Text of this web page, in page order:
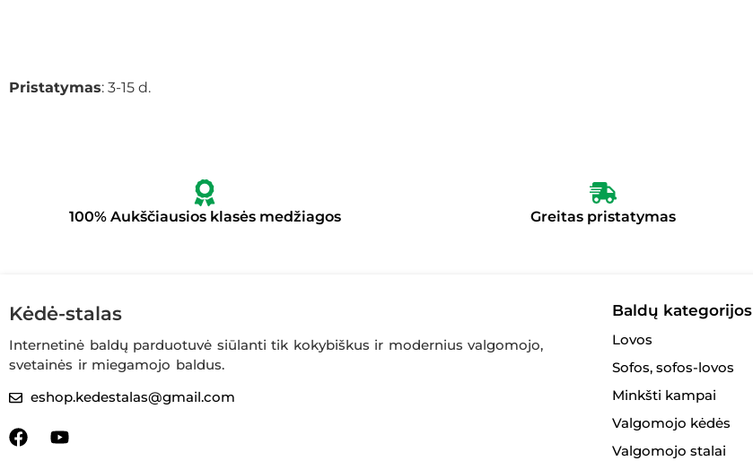
Pristatymas: 3-15 d.
100% Aukščiausios klasės medžiagos Greitas pristatymas
Kėdė-stalas
Internetinė baldų parduotuvė siūlanti tik kokybiškus ir modernius valgomojo,
svetainės ir miegamojo baldus.
eshop.kedestalas@gmail.com
Baldų kategorijos
Lovos
Sofos, sofos-lovos
Minkšti kampai
Valgomojo kėdės
Valgomojo stalai